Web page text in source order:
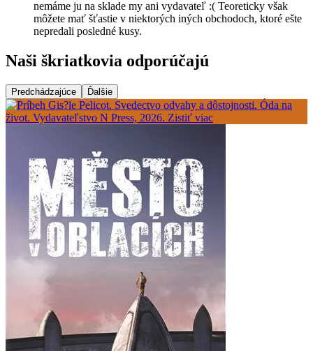
nemáme ju na sklade my ani vydavateľ :( Teoreticky však
môžete mať šťastie v niektorých iných obchodoch, ktoré ešte
nepredali posledné kusy.
Naši škriatkovia odporúčajú
Predchádzajúce Ďalšie